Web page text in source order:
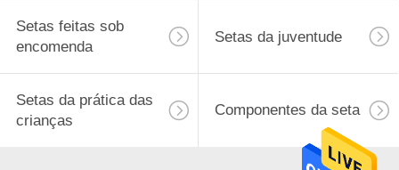
Setas feitas sob
encomenda
Setas da juventude
Setas da prática das
crianças
Componentes da seta